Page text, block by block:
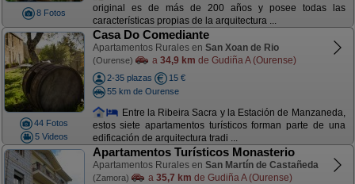
8 Fotos
original es de más de 200 años y posee todas las
características propias de la arquitectura ...
44 Fotos
5 Videos
Casa Do Comediante
Apartamentos Rurales en San Xoan de Rio
(Ourense) a 34,9 km de Gudiña A (Ourense)
2-35 plazas
15 €
55 km de Ourense
Entre la Ribeira Sacra y la Estación de Manzaneda,
estos siete apartamentos turísticos forman parte de una
edificación de arquitectura tradi ...
Apartamentos Turísticos Monasterio
Apartamentos Rurales en San Martín de Castañeda
(Zamora) a 35,7 km de Gudiña A (Ourense)